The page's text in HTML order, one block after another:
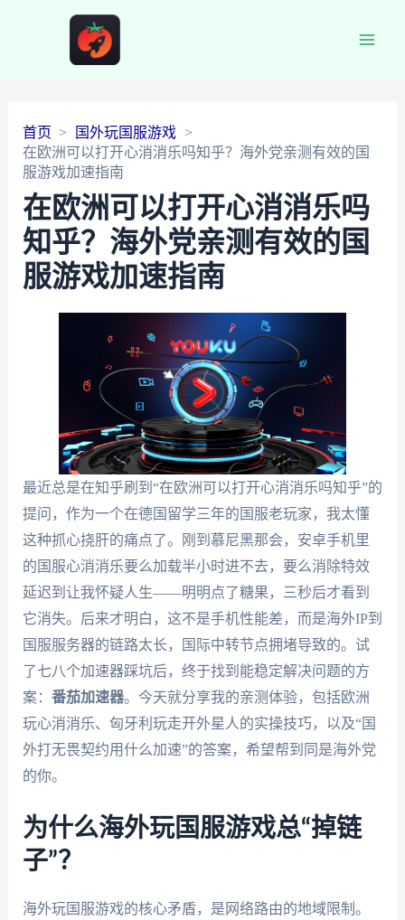
首页
国外玩国服游戏
在欧洲可以打开心消消乐吗知乎？海外党亲测有效的国
服游戏加速指南
在欧洲可以打开心消消乐吗
知乎？海外党亲测有效的国
服游戏加速指南
最近总是在知乎刷到“在欧洲可以打开心消消乐吗知乎”的
提问，作为一个在德国留学三年的国服老玩家，我太懂
这种抓心挠肝的痛点了。刚到慕尼黑那会，安卓手机里
的国服心消消乐要么加载半小时进不去，要么消除特效
延迟到让我怀疑人生——明明点了糖果，三秒后才看到
它消失。后来才明白，这不是手机性能差，而是海外IP到
国服服务器的链路太长，国际中转节点拥堵导致的。试
了七八个加速器踩坑后，终于找到能稳定解决问题的方
案： 番茄加速器。今天就分享我的亲测体验，包括欧洲
玩心消消乐、匈牙利玩走开外星人的实操技巧，以及“国
外打无畏契约用什么加速”的答案，希望帮到同是海外党
的你。
为什么海外玩国服游戏总“掉链
子”？
海外玩国服游戏的核心矛盾，是网络路由的地域限制。